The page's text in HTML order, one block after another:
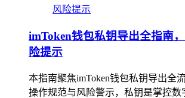
imToken钱包私钥导出全指南
险提示
本指南聚焦imToken钱包私钥导出全
操作规范与风险警示，私钥是掌控数